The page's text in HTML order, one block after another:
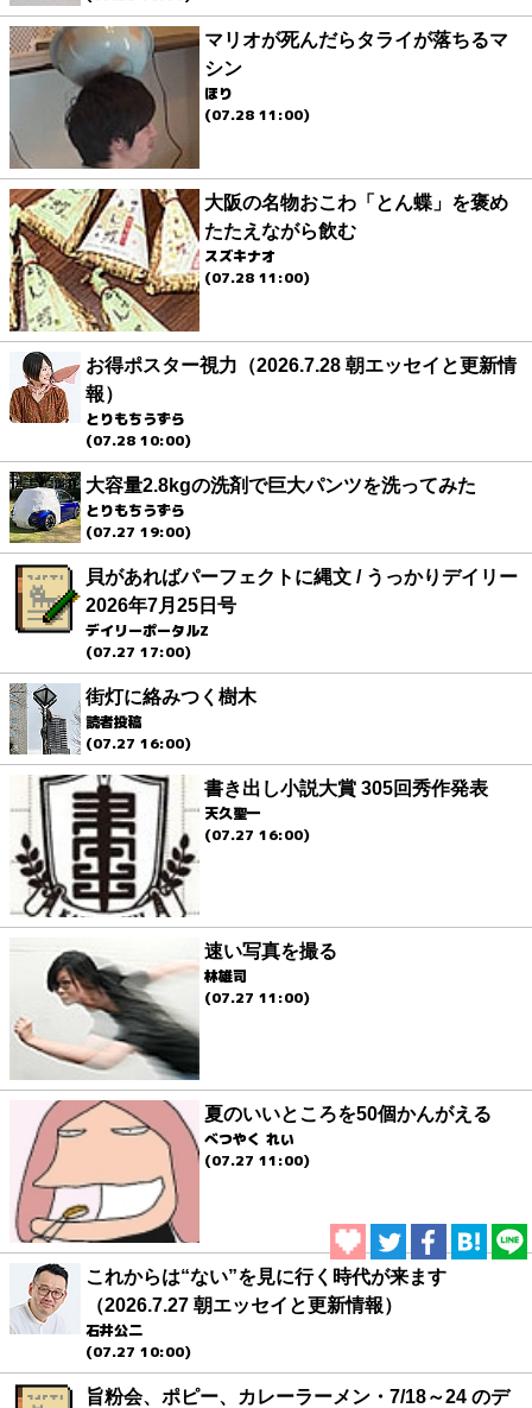
マリオが死んだらタライが落ちるマ
シン
ほり
(07.28 11:00)
大阪の名物おこわ「とん蝶」を褒め
たたえながら飲む
スズキナオ
(07.28 11:00)
お得ポスター視力（2026.7.28 朝エッセイと更新情
報）
とりもちうずら
(07.28 10:00)
大容量2.8kgの洗剤で巨大パンツを洗ってみた
とりもちうずら
(07.27 19:00)
貝があればパーフェクトに縄文 / うっかりデイリー
2026年7月25日号
デイリーポータルZ
(07.27 17:00)
街灯に絡みつく樹木
読者投稿
(07.27 16:00)
書き出し小説大賞 305回秀作発表
天久聖一
(07.27 16:00)
速い写真を撮る
林雄司
(07.27 11:00)
夏のいいところを50個かんがえる
べつやく れい
(07.27 11:00)
これからは“ない”を見に行く時代が来ます
（2026.7.27 朝エッセイと更新情報）
石井公二
(07.27 10:00)
旨粉会、ポピー、カレーラーメン・7/18～24 のデ